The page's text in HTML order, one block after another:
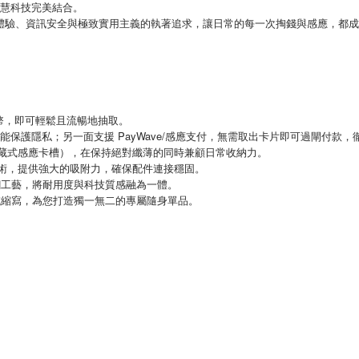
科技完美結合。
驗、資訊安全與極致實用主義的執著追求，讓日常的每一次掏錢與感應，都
即可輕鬆且流暢地抽取。
保護隱私；另一面支援 PayWave/感應支付，無需取出卡片即可過閘付款，
式感應卡槽），在保持絕對纖薄的同時兼顧日常收納力。
，提供強大的吸附力，確保配件連接穩固。
藝，將耐用度與科技質感融為一體。
寫，為您打造獨一無二的專屬隨身單品。